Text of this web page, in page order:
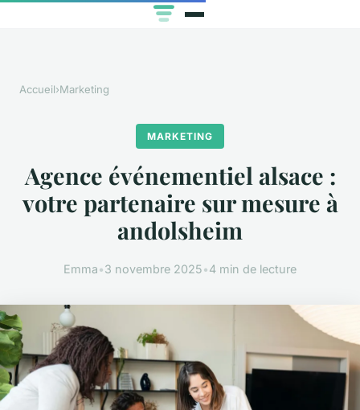
Accueil›Marketing
MARKETING
Agence événementiel alsace :
votre partenaire sur mesure à
andolsheim
Emma•3 novembre 2025•4 min de lecture